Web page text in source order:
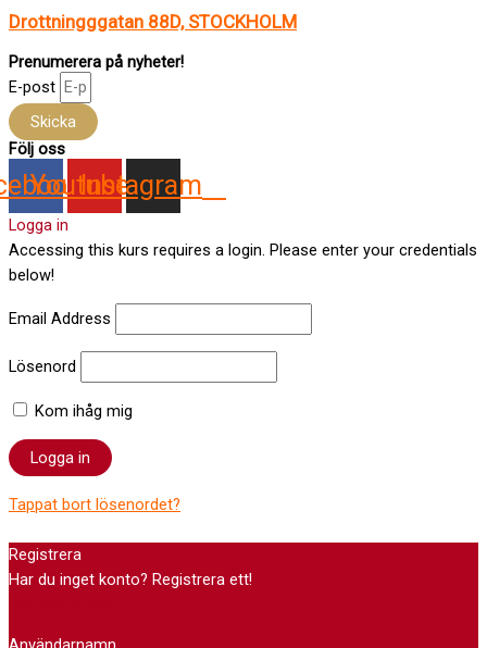
Drottningggatan 88D, STOCKHOLM
Prenumerera på nyheter!
E-post
Skicka
Följ oss
YoutubeInstagram
Logga in
Accessing this kurs requires a login. Please enter your credentials
below!
Email Address
Lösenord
Kom ihåg mig
Tappat bort lösenordet?
Registrera
Har du inget konto? Registrera ett!